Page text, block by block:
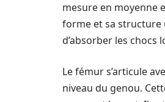
mesure en moyenne
forme et sa structure
d’absorber les chocs
Le fémur s’articule
niveau du genou.